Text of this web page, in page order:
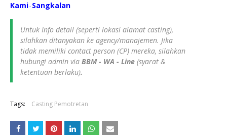
Kami - Sangkalan
Untuk Info detail (seperti lokasi alamat casting),
silahkan ditanyakan ke agency/manajemen. Jika
tidak memiliki contact person (CP) mereka, silahkan
hubungi admin via BBM - WA - Line (syarat &
ketentuan berlaku).
Tags: Casting Pemotretan